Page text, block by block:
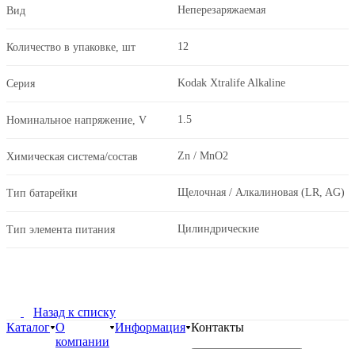
Вид Неперезаряжаемая
Количество в упаковке, шт 12
Серия Kodak Xtralife Alkaline
Номинальное напряжение, V 1.5
Химическая система/состав Zn / MnO2
Тип батарейки Щелочная / Алкалиновая (LR, AG)
Тип элемента питания Цилиндрические
Назад к списку
Каталог О
компании
Информация Контакты